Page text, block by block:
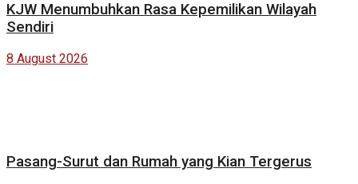
KJW Menumbuhkan Rasa Kepemilikan Wilayah
Sendiri
8 August 2026
Pasang-Surut dan Rumah yang Kian Tergerus